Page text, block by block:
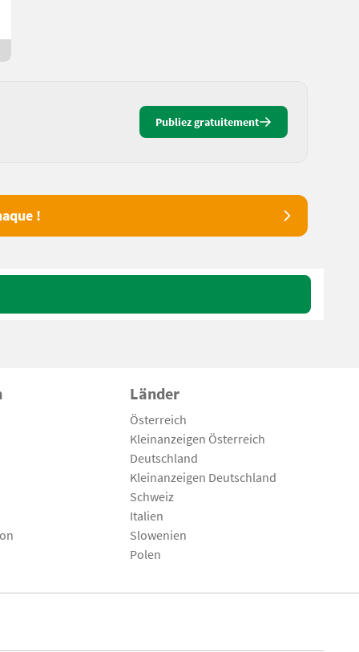
Publiez gratuitement
!
Länder
Österreich
Kleinanzeigen Österreich
Deutschland
Kleinanzeigen Deutschland
Schweiz
Italien
Slowenien
Polen